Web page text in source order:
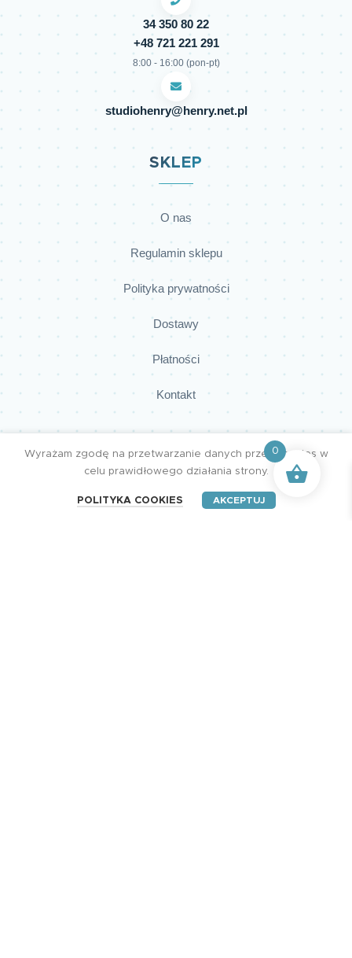
34 350 80 22
+48 721 221 291
8:00 - 16:00 (pon-pt)
studiohenry@henry.net.pl
SKLEP
O nas
Regulamin sklepu
Polityka prywatności
Dostawy
Płatności
Kontakt
MOJE KONTO
Wyrażam zgodę na przetwarzanie danych przez cookies w
celu prawidłowego działania strony.
POLITYKA COOKIES AKCEPTUJ
0